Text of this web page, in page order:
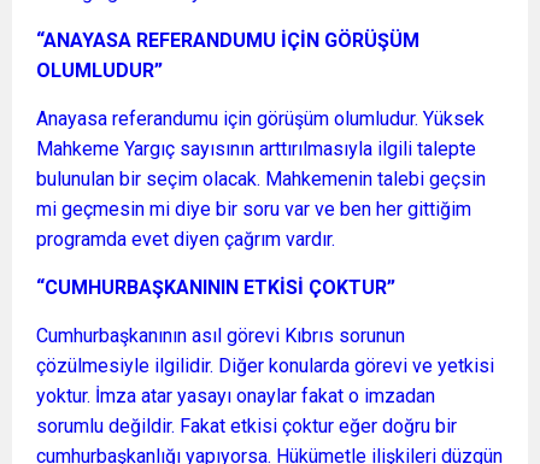
“ANAYASA REFERANDUMU İÇİN GÖRÜŞÜM
OLUMLUDUR”
Anayasa referandumu için görüşüm olumludur. Yüksek
Mahkeme Yargıç sayısının arttırılmasıyla ilgili talepte
bulunulan bir seçim olacak. Mahkemenin talebi geçsin
mi geçmesin mi diye bir soru var ve ben her gittiğim
programda evet diyen çağrım vardır.
“CUMHURBAŞKANININ ETKİSİ ÇOKTUR”
Cumhurbaşkanının asıl görevi Kıbrıs sorunun
çözülmesiyle ilgilidir. Diğer konularda görevi ve yetkisi
yoktur. İmza atar yasayı onaylar fakat o imzadan
sorumlu değildir. Fakat etkisi çoktur eğer doğru bir
cumhurbaşkanlığı yapıyorsa. Hükümetle ilişkileri düzgün